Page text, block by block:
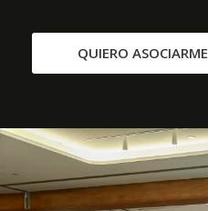
QUIERO ASOCIARME